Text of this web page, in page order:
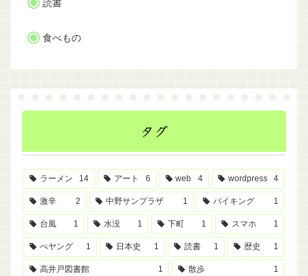
読書
食べもの
タグ
ラーメン 14 アート 6 web 4 wordpress 4
激辛 2 中野サンプラザ 1 バイキング 1
台風 1 水没 1 下町 1 スマホ 1
ぺヤング 1 日本史 1 読書 1 歴史 1
高井戸図書館 1 散歩 1